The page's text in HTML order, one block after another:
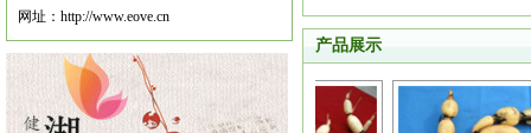
网址：http://www.eove.cn
产品展示